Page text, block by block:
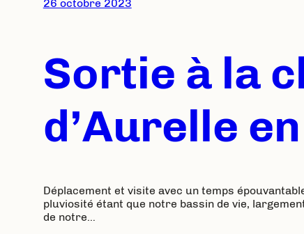
26 octobre 2023
Sortie à la
d’Aurelle
Déplacement et visite avec un temps
pluviosité étant que notre bassin de vie,
de notre…